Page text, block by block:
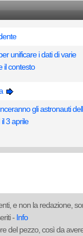
unificare i dati di varie
il contesto
gli astronauti
3 aprile
e non la redazione,
- Info
del pezzo, così da